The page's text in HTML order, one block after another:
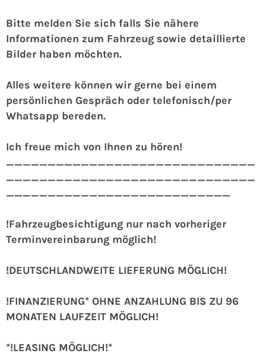
Bitte melden Sie sich falls Sie nähere
Informationen zum Fahrzeug sowie detaillierte
Bilder haben möchten.
Alles weitere können wir gerne bei einem
persönlichen Gespräch oder telefonisch/per
Whatsapp bereden.
Ich freue mich von Ihnen zu hören!
______________________________
______________________________
___________________________
!Fahrzeugbesichtigung nur nach vorheriger
Terminvereinbarung möglich!
!DEUTSCHLANDWEITE LIEFERUNG MÖGLICH!
!FINANZIERUNG* OHNE ANZAHLUNG BIS ZU 96
MONATEN LAUFZEIT MÖGLICH!
*!LEASING MÖGLICH!*